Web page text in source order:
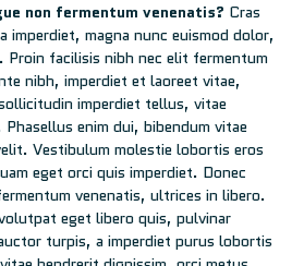
non fermentum venenatis? Cras
imperdiet, magna nunc euismod dolor,
facilisis nibh nec elit fermentum
nibh, imperdiet et laoreet vitae,
imperdiet tellus, vitae
enim dui, bibendum vitae
Vestibulum molestie lobortis eros
eget orci quis imperdiet. Donec
venenatis, ultrices in libero.
eget libero quis, pulvinar
turpis, a imperdiet purus lobortis